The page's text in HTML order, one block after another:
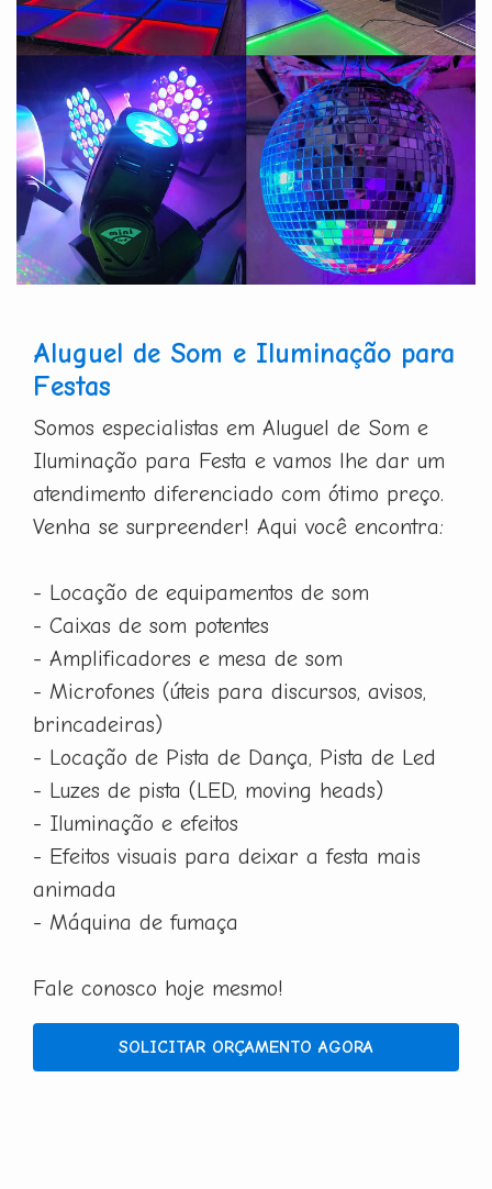
Aluguel de Som e Iluminação para
Festas
Somos especialistas em Aluguel de Som e
Iluminação para Festa e vamos lhe dar um
atendimento diferenciado com ótimo preço.
Venha se surpreender! Aqui você encontra:
- Locação de equipamentos de som
- Caixas de som potentes
- Amplificadores e mesa de som
- Microfones (úteis para discursos, avisos,
brincadeiras)
- Locação de Pista de Dança, Pista de Led
- Luzes de pista (LED, moving heads)
- Iluminação e efeitos
- Efeitos visuais para deixar a festa mais
animada
- Máquina de fumaça
Fale conosco hoje mesmo!
SOLICITAR ORÇAMENTO AGORA